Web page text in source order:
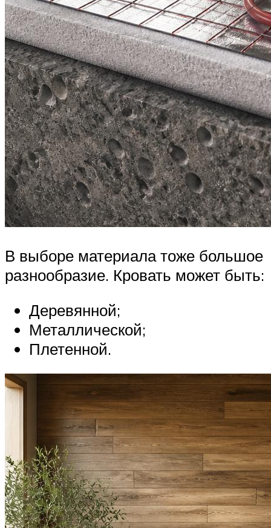
В выборе материала тоже большое
разнообразие. Кровать может быть:
Деревянной;
Металлической;
Плетенной.